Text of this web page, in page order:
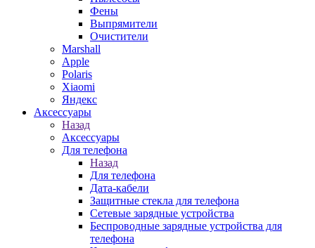
Фены
Выпрямители
Очистители
Marshall
Apple
Polaris
Xiaomi
Яндекс
Аксессуары
Назад
Аксессуары
Для телефона
Назад
Для телефона
Дата-кабели
Защитные стекла для телефона
Сетевые зарядные устройства
Беспроводные зарядные устройства для
телефона